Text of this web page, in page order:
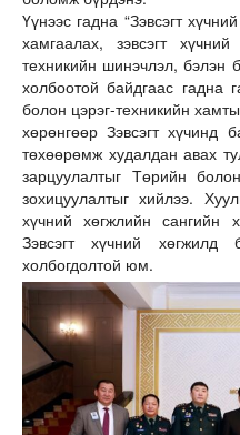
Үүнээс гадна “Зэвсэгт
хамгаалах, зэвсэгт
техникийн шинэчлэл, бэлэн
холбоотой байдгаас гадна
болон цэрэг-техникийн
хөрөнгөөр Зэвсэгт хүчинд
төхөөрөмж худалдан авах
зарцуулалтыг Төрийн
зохицуулалтыг хийлээ.
хүчний хөгжлийн сангийн
Зэвсэгт хүчний
холбогдолтой юм.